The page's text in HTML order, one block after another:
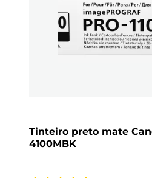
Tinteiro preto mate
4100MBK